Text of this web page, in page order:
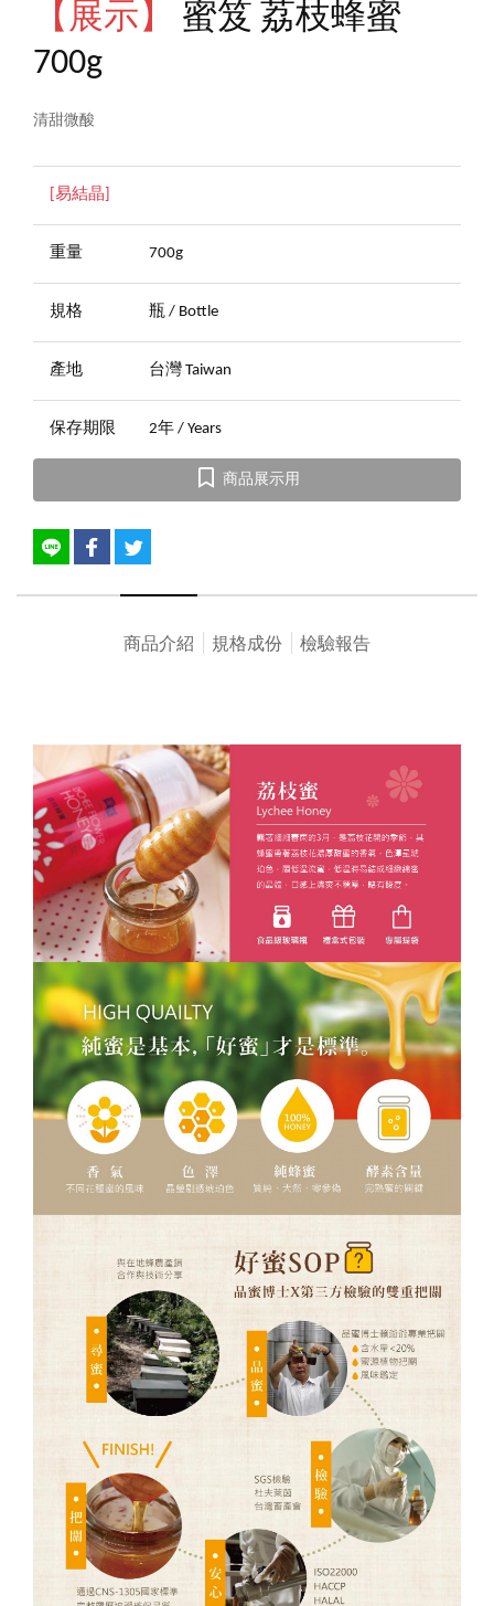
【展示】
蜜笈 荔枝蜂蜜
700g
清甜微酸
[易結晶]
重量 700g
規格 瓶 / Bottle
產地 台灣 Taiwan
保存期限 2年 / Years
商品展示用
商品介紹 規格成份 檢驗報告